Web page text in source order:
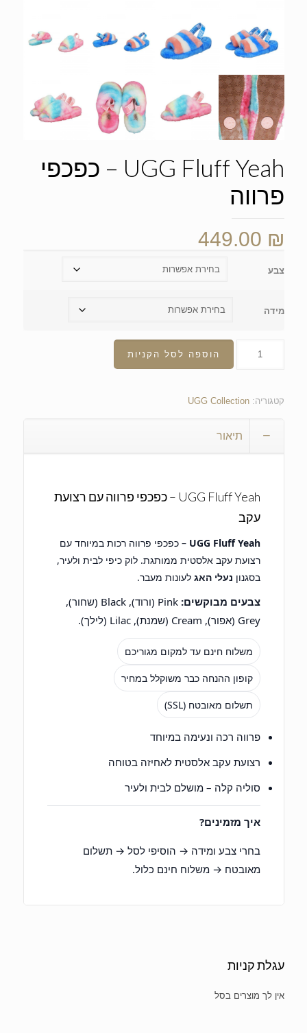
UGG Fluff Yeah – כפכפי
פרווה
449.00 ₪
צבע
מידה
הוספה לסל הקניות
קטגוריה:UGG Collection
תיאור
UGG Fluff Yeah – כפכפי פרווה עם רצועת
עקב
UGG Fluff Yeah – כפכפי פרווה רכות במיוחד עם
רצועת עקב אלסטית ממותגת. לוק כיפי לבית ולעיר,
בסגנון נעלי האג לעונות מעבר.
צבעים מבוקשים:
Pink (ורוד), Black (שחור),
Grey (אפור), Cream (שמנת), Lilac (לילך).
משלוח חינם עד למקום מגוריכם
קופון ההנחה כבר משוקלל במחיר
תשלום מאובטח (SSL)
פרווה רכה ונעימה במיוחד
רצועת עקב אלסטית לאחיזה בטוחה
סוליה קלה – מושלם לבית ולעיר
איך מזמינים?
בחרי צבע ומידה → הוסיפי לסל → תשלום
מאובטח → משלוח חינם כלול.
עגלת קניות